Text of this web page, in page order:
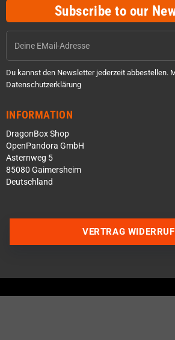
Subscribe to our
Du kannst den Newsletter jederzeit abbestellen.
Datenschutzerklärung
INFORMATION
DragonBox Shop
OpenPandora GmbH
Asternweg 5
85080 Gaimersheim
Deutschland
VERTRAG